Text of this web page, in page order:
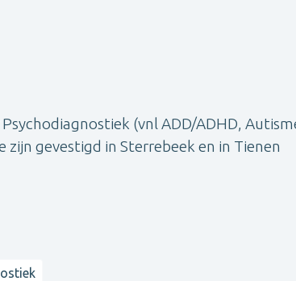
(vnl ADD/ADHD,
zijn gevestigd in Sterrebeek en in Tienen